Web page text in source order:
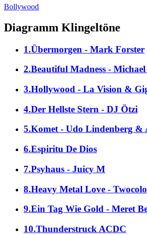
Bollywood
Diagramm Klingeltöne
1.Übermorgen - Mark Forster
2.Beautiful Madness -
3.Hollywood - La Vision &
4.Der Hellste Stern - DJ Ötzi
5.Komet - Udo Lindenberg &
6.Espiritu De Dios
7.Psyhaus - Juicy M
8.Heavy Metal Love -
9.Ein Tag Wie Gold - Meret
10.Thunderstruck ACDC